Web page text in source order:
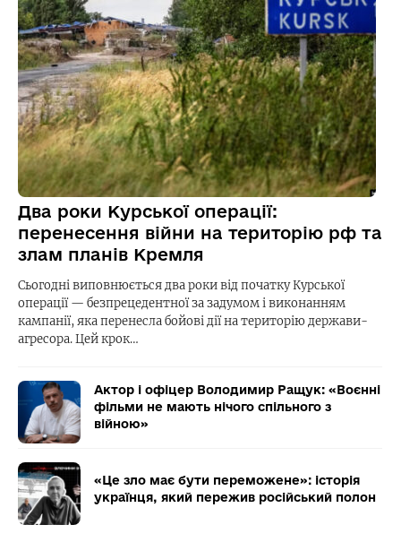
Два роки Курської операції:
перенесення війни на територію рф та
злам планів Кремля
Сьогодні виповнюється два роки від початку Курської
операції — безпрецедентної за задумом і виконанням
кампанії, яка перенесла бойові дії на територію держави-
агресора. Цей крок…
Актор і офіцер Володимир Ращук: «Воєнні
фільми не мають нічого спільного з
війною»
«Це зло має бути переможене»: історія
українця, який пережив російський полон